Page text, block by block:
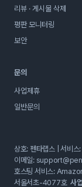
리뷰 · 게시물 삭제
평판 모니터링
보안
문의
사업제휴
일반문의
상호: 펜타랩스 | 서비
이메일:
호스팅 서비스:
서울서초-4077호 사